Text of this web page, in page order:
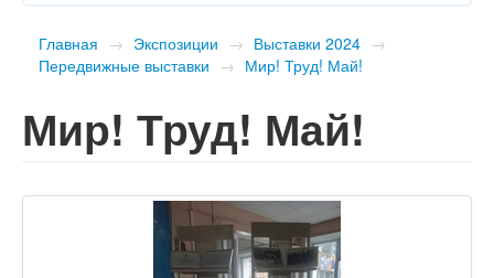
Главная → Экспозиции → Выставки 2024 →
Передвижные выставки → Мир! Труд! Май!
Мир! Труд! Май!